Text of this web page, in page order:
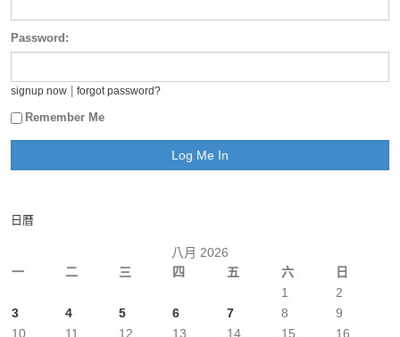
Password:
signup now forgot password?
Remember Me
日曆
八月 2026
一
二 三 四 五 六 日
1
2
3
4 5 6 7 8
9
10
11 12 13 14 15
16